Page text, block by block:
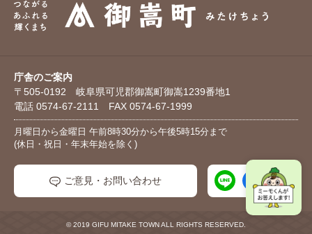
庁舎のご案内
〒505-0192 岐阜県可児郡御嵩町御嵩1239番地1
電話 0574-67-2111 FAX 0574-67-1999
月曜日から金曜日 午前8時30分から午後5時15分まで
(休日・祝日・年末年始を除く)
ご意見・お問い合わせ
© 2019 GIFU MITAKE TOWN ALL RIGHTS RESERVED.